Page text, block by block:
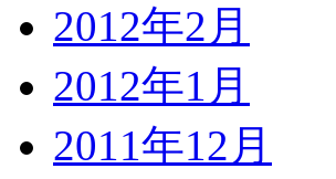
2012年2月
2012年1月
2011年12月